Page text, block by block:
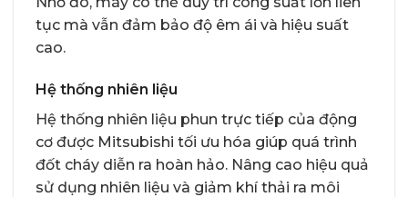
tục mà vẫn đảm bảo độ êm ái và hiệu suất
cao.
Hệ thống nhiên liệu
Hệ thống nhiên liệu phun trực tiếp của động
cơ được Mitsubishi tối ưu hóa giúp quá trình
đốt cháy diễn ra hoàn hảo. Nâng cao hiệu quả
sử dụng nhiên liệu và giảm khí thải ra môi